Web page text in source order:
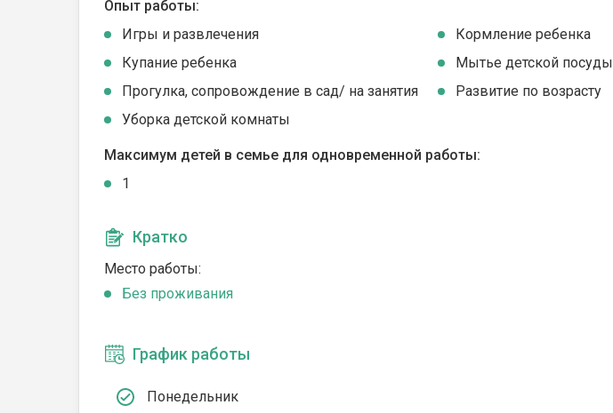
Опыт работы:
Игры и развлечения
Кормление ребенка
Купание ребенка
Мытье детской посуды
Прогулка, сопровождение в сад/ на занятия
Развитие по возрасту
Уборка детской комнаты
Максимум детей в семье для одновременной работы:
1
Кратко
Место работы:
Без проживания
График работы
Понедельник